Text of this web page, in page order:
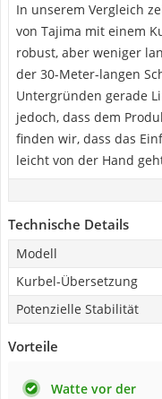
In unserem Vergleich
von Tajima mit einem
robust, aber weniger
der 30-Meter-langen
Untergründen gerade
jedoch, dass dem
finden wir, dass das
leicht von der Hand
Technische Details
Modell
Kurbel-Übersetzung
Potenzielle Stabilität
Vorteile
Watte vor der